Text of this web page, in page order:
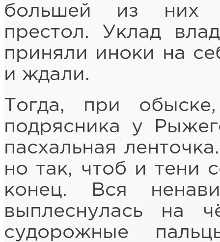
большей из них
престол. Уклад
приняли иноки на
и ждали.
Тогда, при
подрясника у
пасхальная
но так, чтоб и тени
конец. Вся
выплеснулась на
судорожные